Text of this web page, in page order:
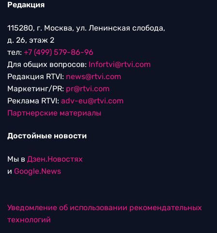
Редакция
115280, г. Москва, ул. Ленинская слобода,
д. 26, этаж 2
тел: +7 (499) 579-86-96
Для общих вопросов: Infortvi@rtvi.com
Редакция RTVI: news@rtvi.com
Маркетинг/PR: pr@rtvi.com
Реклама RTVI: adv-eu@rtvi.com
Партнерские материалы
Достойные новости
Мы в Дзен.Новостях
и Google.News
Уведомление об использовании рекомендательных
технологий